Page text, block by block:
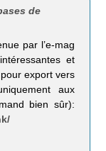
de
par l’e-mag
et
export vers
aux
bien sûr):